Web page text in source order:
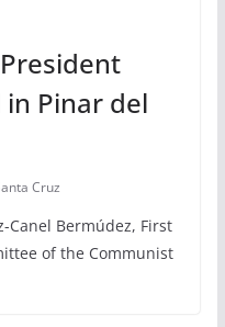
in Pinar del
Cruz
Canel Bermúdez, First
of the Communist